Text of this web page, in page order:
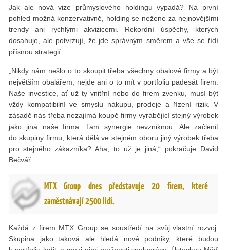
Jak ale nová vize průmyslového holdingu vypadá? Na první
pohled možná konzervativně, holding se nežene za nejnovějšími
trendy ani rychlými akvizicemi. Rekordní úspěchy, kterých
dosahuje, ale potvrzují, že jde správným směrem a vše se řídí
přísnou strategií.
„Nikdy nám nešlo o to skoupit třeba všechny obalové firmy a být
největším obalářem, nejde ani o to mít v portfoliu padesát firem.
Naše investice, ať už ty vnitřní nebo do firem zvenku, musí být
vždy kompatibilní ve smyslu nákupu, prodeje a řízení rizik. V
zásadě nás třeba nezajímá koupě firmy vyrábějící stejný výrobek
jako jiná naše firma. Tam synergie nevzniknou. Ale začlenit
do skupiny firmu, která dělá ve stejném oboru jiný výrobek třeba
pro stejného zákazníka? Aha, to už je jiná,“ pokračuje David
Bečvář.
MTX Group dnes představuje 20 firem, které
zaměstnávají 2500 lidí.
Každá z firem MTX Group se soustředí na svůj vlastní rozvoj.
Skupina jako taková ale hledá nové podniky, které budou